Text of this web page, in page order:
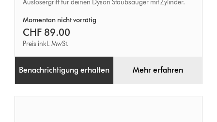
Auslösergriff für deinen Dyson Staubsauger mit Zylinder.
Momentan nicht vorrätig
CHF 89.00
Preis inkl. MwSt.
Benachrichtigung erhalten Mehr erfahren